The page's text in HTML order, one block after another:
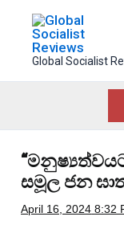
contentGlobal Socialist
සමූල ජන
April 16, 2024 8:32